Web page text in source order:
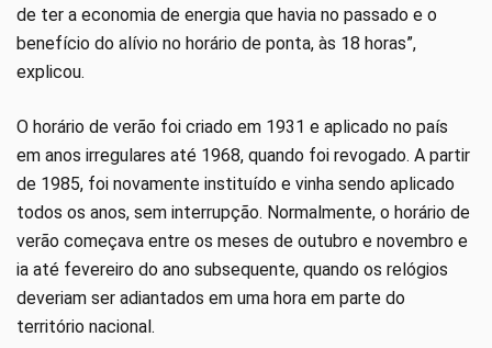
de ter a economia de energia que havia no passado e o
benefício do alívio no horário de ponta, às 18 horas”,
explicou.
O horário de verão foi criado em 1931 e aplicado no país
em anos irregulares até 1968, quando foi revogado. A partir
de 1985, foi novamente instituído e vinha sendo aplicado
todos os anos, sem interrupção. Normalmente, o horário de
verão começava entre os meses de outubro e novembro e
ia até fevereiro do ano subsequente, quando os relógios
deveriam ser adiantados em uma hora em parte do
território nacional.